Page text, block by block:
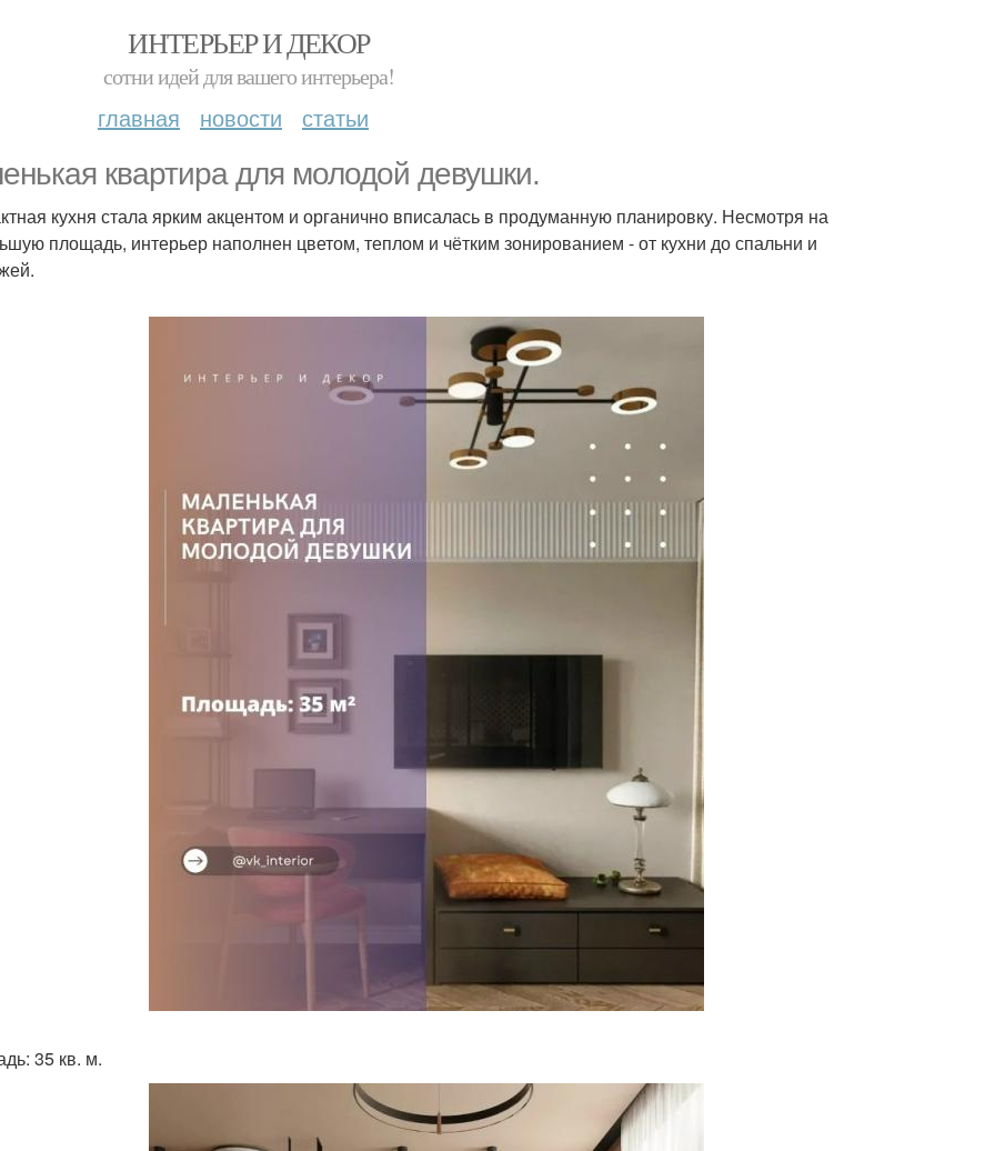
ИНТЕРЬЕР И ДЕКОР
сотни идей для вашего интерьера!
главная новости статьи
квартира для молодой девушки.
кухня стала ярким акцентом и органично вписалась в продуманную планировку. Несмотря на
площадь, интерьер наполнен цветом, теплом и чётким зонированием - от кухни до спальни и
35 кв. м.